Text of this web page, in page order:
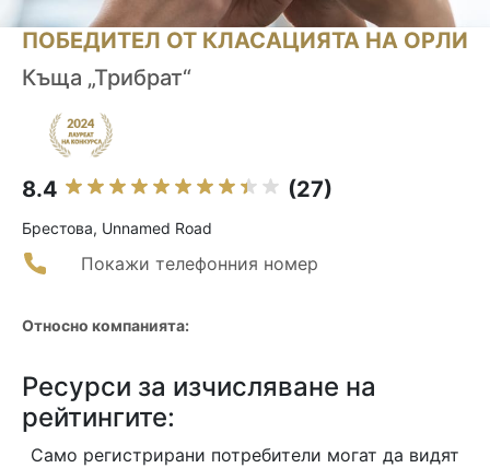
ПОБЕДИТЕЛ ОТ КЛАСАЦИЯТА НА ОРЛИ
Къща „Трибрат“
8.4 (27)
Брестова, Unnamed Road
Покажи телефонния номер
Относно компанията:
Ресурси за изчисляване на
рейтингите:
Само регистрирани потребители могат да видят